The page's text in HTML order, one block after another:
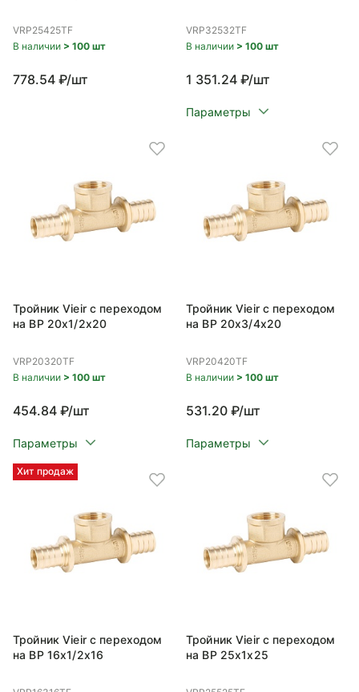
VRP25425TF
В наличии > 100 шт
778.54 ₽/шт
VRP32532TF
В наличии > 100 шт
1 351.24 ₽/шт
Параметры
Тройник Vieir с переходом
на ВР 20x1/2x20
VRP20320TF
В наличии > 100 шт
454.84 ₽/шт
Параметры
Тройник Vieir с переходом
на ВР 20x3/4x20
VRP20420TF
В наличии > 100 шт
531.20 ₽/шт
Параметры
Хит продаж
Тройник Vieir с переходом
на ВР 16x1/2x16
Тройник Vieir с переходом
на ВР 25x1x25